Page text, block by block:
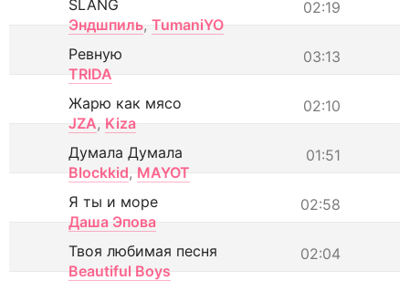
02:19
SLANG
Эндшпиль, TumaniYO
03:13
Ревную
TRIDA
02:10
Жарю как мясо
JZA, Kiza
01:51
Думала Думала
Blockkid, MAYOT
02:58
Я ты и море
Даша Эпова
02:04
Твоя любимая песня
Beautiful Boys